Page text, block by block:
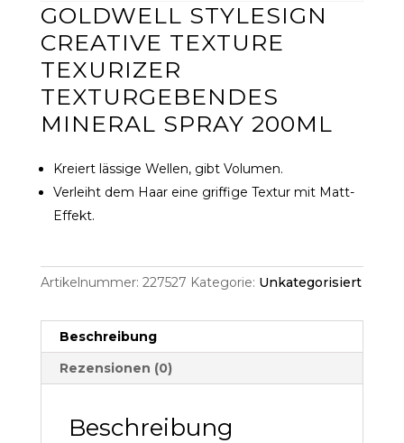
GOLDWELL STYLESIGN
CREATIVE TEXTURE
TEXURIZER
TEXTURGEBENDES
MINERAL SPRAY 200ML
Kreiert lässige Wellen, gibt Volumen.
Verleiht dem Haar eine griffige Textur mit Matt-
Effekt.
Artikelnummer: 227527 Kategorie: Unkategorisiert
Beschreibung
Rezensionen (0)
Beschreibung